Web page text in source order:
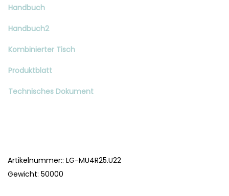
Handbuch
Handbuch2
Kombinierter Tisch
Produktblatt
Technisches Dokument
Artikelnummer:: LG-MU4R25.U22
Gewicht: 50000Folgen Sie uns auf